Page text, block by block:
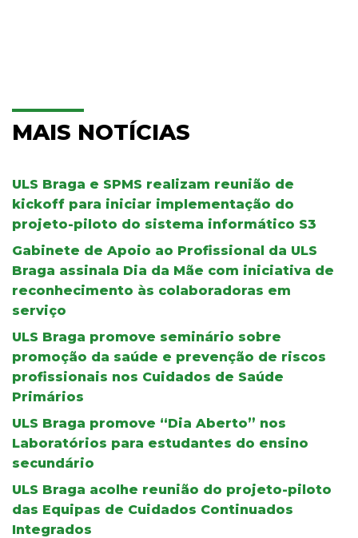
MAIS NOTÍCIAS
ULS Braga e SPMS realizam reunião de
kickoff para iniciar implementação do
projeto-piloto do sistema informático S3
Gabinete de Apoio ao Profissional da ULS
Braga assinala Dia da Mãe com iniciativa de
reconhecimento às colaboradoras em
serviço
ULS Braga promove seminário sobre
promoção da saúde e prevenção de riscos
profissionais nos Cuidados de Saúde
Primários
ULS Braga promove “Dia Aberto” nos
Laboratórios para estudantes do ensino
secundário
ULS Braga acolhe reunião do projeto-piloto
das Equipas de Cuidados Continuados
Integrados